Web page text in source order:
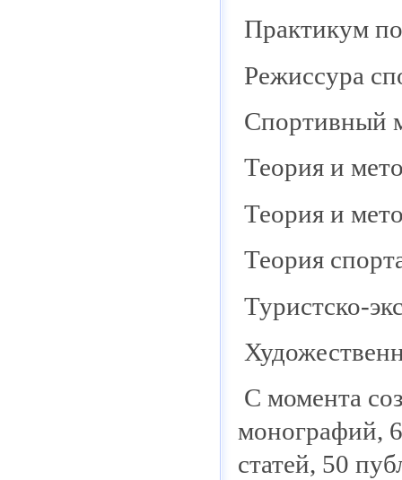
Практикум
Режиссура
Спортивный
Теория и
Теория и
Теория
Туристско-
С момента
монографий,
статей, 50